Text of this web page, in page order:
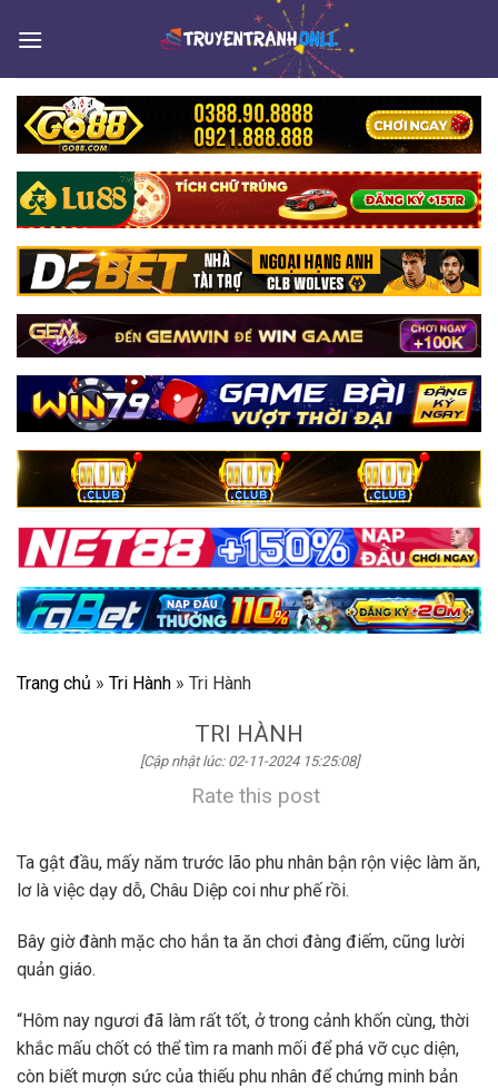
Trang chủ » Tri Hành » Tri Hành
TRI HÀNH
[Cập nhật lúc: 02-11-2024 15:25:08]
Rate this post
Ta gật đầu, mấy năm trước lão phu nhân bận rộn việc làm ăn,
lơ là việc dạy dỗ, Châu Diệp coi như phế rồi.
Bây giờ đành mặc cho hắn ta ăn chơi đàng điếm, cũng lười
quản giáo.
“Hôm nay ngươi đã làm rất tốt, ở trong cảnh khốn cùng, thời
khắc mấu chốt có thể tìm ra manh mối để phá vỡ cục diện,
còn biết mượn sức của thiếu phu nhân để chứng minh bản